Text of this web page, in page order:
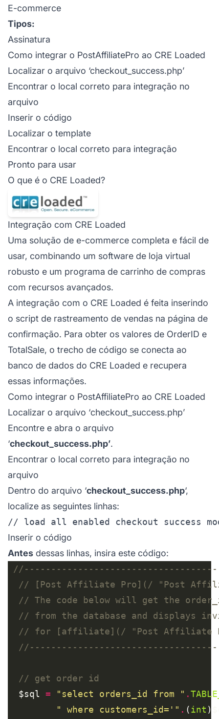
E-commerce
Tipos:
Assinatura
Como integrar o PostAffiliatePro ao CRE Loaded
Localizar o arquivo ‘checkout_success.php’
Encontrar o local correto para integração no
arquivo
Inserir o código
Localizar o template
Encontrar o local correto para integração
Pronto para usar
O que é o CRE Loaded?
Integração com CRE Loaded
Uma solução de e-commerce completa e fácil de
usar, combinando um software de loja virtual
robusto e um programa de carrinho de compras
com recursos avançados.
A integração com o CRE Loaded é feita inserindo
o script de rastreamento de vendas na página de
confirmação. Para obter os valores de OrderID e
TotalSale, o trecho de código se conecta ao
banco de dados do CRE Loaded e recupera
essas informações.
Como integrar o PostAffiliatePro ao CRE Loaded
Localizar o arquivo ‘checkout_success.php’
Encontre e abra o arquivo
‘checkout_success.php’.
Encontrar o local correto para integração no
arquivo
Dentro do arquivo ‘checkout_success.php‘,
localize as seguintes linhas:
Inserir o código
Antes dessas linhas, insira este código:
// [Post Affiliate Pro](/ "Post
// for [affiliate](/ "Post Affiliate Pro
  $sql
= "select orders_id from " .
" where customers_id='" . (int